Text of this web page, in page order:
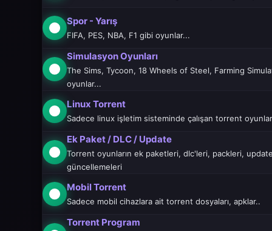
Spor - Yarış
FIFA, PES, NBA, F1 gibi oyunlar...
Simulasyon Oyunları
The Sims, Tycoon, 18 Wheels of Steel, Farming
oyunlar...
Linux Torrent
Sadece linux işletim sisteminde çalışan torrent
Ek Paket / DLC / Update
Torrent oyunların ek paketleri, dlc'leri, packleri,
güncellemeleri
Mobil Torrent
Sadece mobil cihazlara ait torrent dosyaları, apklar..
Torrent Program